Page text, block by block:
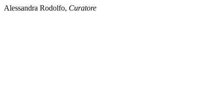
Alessandra Rodolfo, Curatore